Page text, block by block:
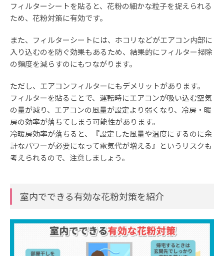
フィルターシートを貼ると、花粉の細かな粒子を捉えられる
ため、花粉対策に有効です。
また、フィルターシートには、ホコリなどがエアコン内部に
入り込むのを防ぐ効果もあるため、結果的にフィルター掃除
の頻度を減らすのにもつながります。
ただし、エアコンフィルターにもデメリットがあります。
フィルターを貼ることで、運転時にエアコンが吸い込む空気
の量が減り、エアコンの風量が設定より弱くなり、冷房・暖
房の効率が落ちてしまう可能性があります。
冷暖房効率が落ちると、『設定した風量や温度にするのに余
計なパワーが必要になって電気代が増える』というリスクも
考えられるので、注意しましょう。
室内でできる有効な花粉対策を紹介